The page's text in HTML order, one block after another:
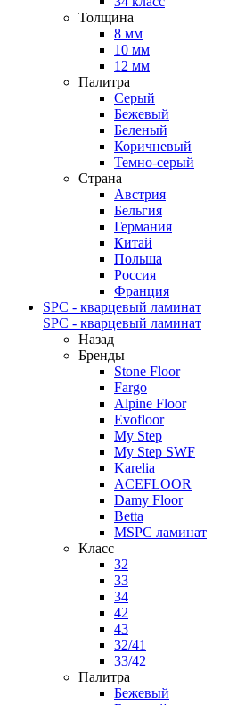
Толщина
8 мм
10 мм
12 мм
Палитра
Серый
Бежевый
Беленый
Коричневый
Темно-серый
Страна
Австрия
Бельгия
Германия
Китай
Польша
Россия
Франция
SPC - кварцевый ламинат
SPC - кварцевый ламинат
Назад
Бренды
Stone Floor
Fargo
Alpine Floor
Evofloor
My Step
My Step SWF
Karelia
ACEFLOOR
Damy Floor
Betta
MSPC ламинат
Класс
32
33
34
42
43
32/41
33/42
Палитра
Бежевый